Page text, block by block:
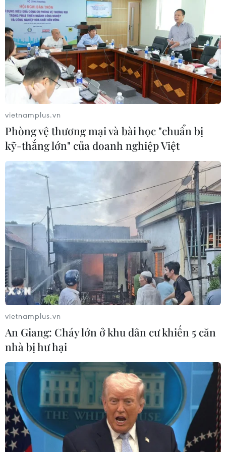
Tây Ban Nha phát trực tiếp nhật thực
toàn phần từ độ cao 9.000 m
04/08/2026 13:23
Tàu chở hàng của Thổ Nhĩ Kỳ bị tấn
công trên Biển Đen
04/08/2026 05:54
Vì sao Google khiến Mỹ và
EU đối đầu về chủ quyền số?
04/08/2026 04:13
Máy bay chở khách nội địa đầu tiên
của Nga hoàn tất chuyến bay thử
nghiệm
04/08/2026 01:25
Bí mật sau những chung cư không
niên hạn ở Pháp
04/08/2026 01:03
Ukraine tiếp tục dội UAV vào
kho hàng của nền tảng bán lẻ lớn tại
Nga
03/08/2026 15:02
Lãnh đạo EU kêu gọi 'hành động
vietnamplus.vn
Phòng vệ thương mại và bài học "chuẩn bị
kỹ-thắng lớn" của doanh nghiệp Việt
vietnamplus.vn
An Giang: Cháy lớn ở khu dân cư khiến 5 căn
nhà bị hư hại